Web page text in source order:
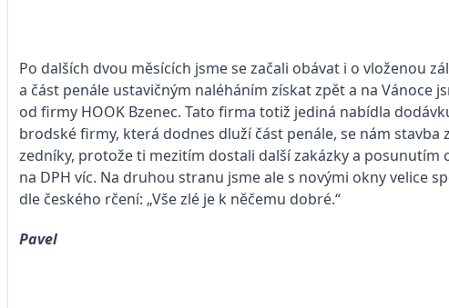
Po dalších dvou měsících jsme se začali obávat i o vloženou
a část penále ustavičným naléháním získat zpět a na Vánoce
od firmy HOOK Bzenec. Tato firma totiž jediná nabídla
brodské firmy, která dodnes dluží část penále, se nám
zedníky, protože ti mezitím dostali další zakázky a
na DPH víc. Na druhou stranu jsme ale s novými okny velice
dle českého rčení: „Vše zlé je k něčemu dobré.“
Pavel